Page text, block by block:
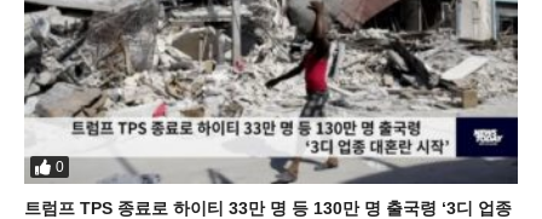
0
트럼프 TPS 종료로 하이티 33만 명 등 130만 명 출국령 ‘3디 업종